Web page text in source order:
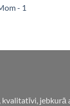
- 1
jebkurā